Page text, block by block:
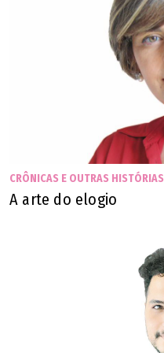
CRÔNICAS E OUTRAS HISTÓRIAS
A arte do elogio